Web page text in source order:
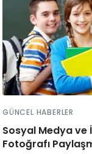
GÜNCEL HABERLER
Sosyal Medya
Fotoğrafı